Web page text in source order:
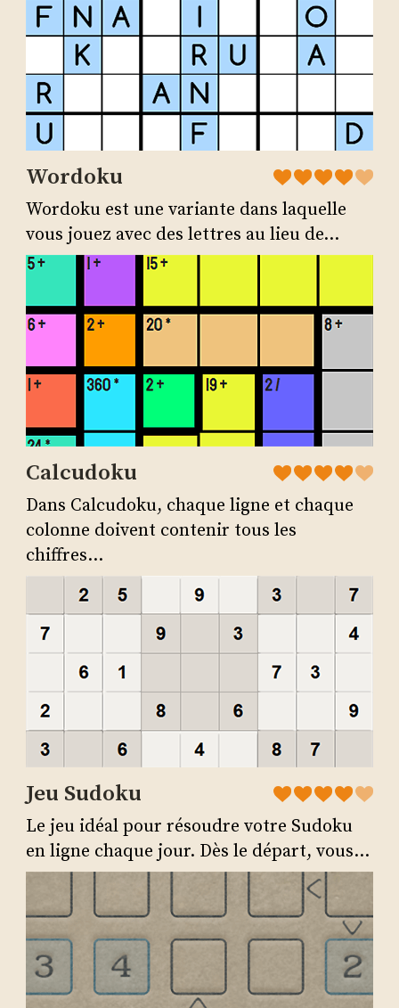
Wordoku
Wordoku est une variante dans laquelle
vous jouez avec des lettres au lieu de...
Calcudoku
Dans Calcudoku, chaque ligne et chaque
colonne doivent contenir tous les
chiffres...
Jeu Sudoku
Le jeu idéal pour résoudre votre Sudoku
en ligne chaque jour. Dès le départ, vous...